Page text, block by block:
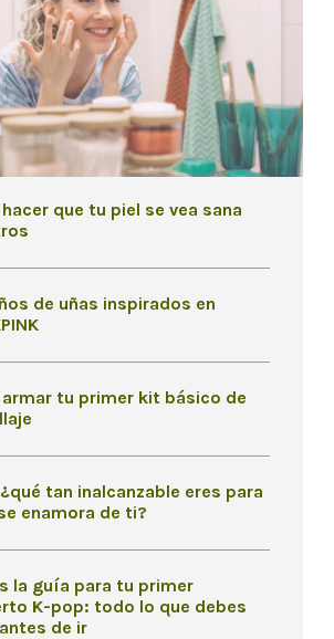
que tu piel se vea sana
de uñas inspirados en
tu primer kit básico de
tan inalcanzable eres para
enamora de ti?
la guía para tu primer
K-pop: todo lo que debes
de ir